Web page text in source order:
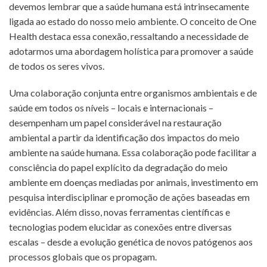
devemos lembrar que a saúde humana está intrinsecamente
ligada ao estado do nosso meio ambiente. O conceito de One
Health destaca essa conexão, ressaltando a necessidade de
adotarmos uma abordagem holística para promover a saúde
de todos os seres vivos.
Uma colaboração conjunta entre organismos ambientais e de
saúde em todos os níveis – locais e internacionais –
desempenham um papel considerável na restauração
ambiental a partir da identificação dos impactos do meio
ambiente na saúde humana. Essa colaboração pode facilitar a
consciência do papel explícito da degradação do meio
ambiente em doenças mediadas por animais, investimento em
pesquisa interdisciplinar e promoção de ações baseadas em
evidências. Além disso, novas ferramentas científicas e
tecnologias podem elucidar as conexões entre diversas
escalas – desde a evolução genética de novos patógenos aos
processos globais que os propagam.